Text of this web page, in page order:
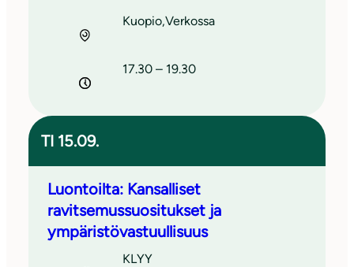
Kuopio,Verkossa
17.30 – 19.30
TI 15.09.
Luontoilta: Kansalliset
ravitsemussuositukset ja
ympäristövastuullisuus
KLYY